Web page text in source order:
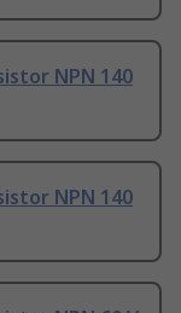
NPN 140
NPN 140